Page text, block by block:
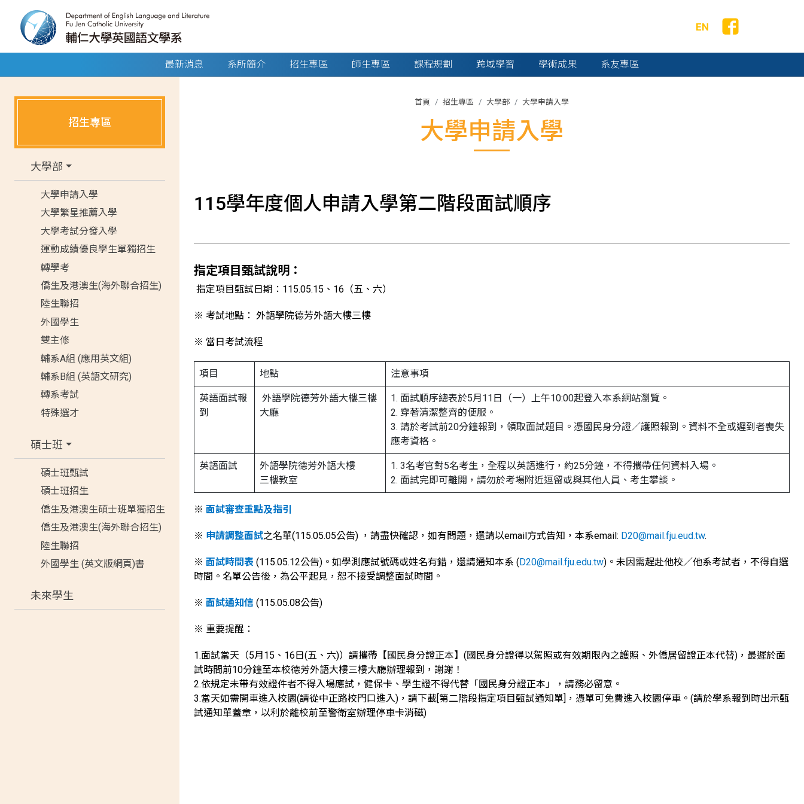
EN
最新消息 系所簡介 招生專區 師生專區 課程規劃 跨域學習 學術成果 系友專區
招生專區
大學部
大學申請入學
大學繁星推薦入學
大學考試分發入學
運動成績優良學生單獨招生
轉學考
僑生及港澳生(海外聯合招生)
陸生聯招
外國學生
雙主修
輔系A組 (應用英文組)
輔系B組 (英語文研究)
轉系考試
特殊選才
碩士班
碩士班甄試
碩士班招生
僑生及港澳生碩士班單獨招生
僑生及港澳生(海外聯合招生)
陸生聯招
外國學生 (英文版網頁)書
未來學生
首頁 招生專區 大學部 大學申請入學
大學申請入學
115學年度個人申請入學第二階段面試順序
指定項目甄試說明：
指定項目甄試日期：115.05.15、16（五、六）
※ 考試地點： 外語學院德芳外語大樓三樓
※ 當日考試流程
項目 地點 注意事項
英語面試報
到
外語學院德芳外語大樓三樓
大廳
1. 面試順序總表於5月11日（一）上午10:00起登入本系網站瀏覽。
2. 穿著清潔整齊的便服。
3. 請於考試前20分鐘報到，領取面試題目。憑國民身分證／護照報到。資料不全或遲到者喪失
應考資格。
英語面試
外語學院德芳外語大樓
三樓教室
1. 3名考官對5名考生，全程以英語進行，約25分鐘，不得攜帶任何資料入場。
2. 面試完即可離開，請勿於考場附近逗留或與其他人員、考生攀談。
※ 面試審查重點及指引
※ 申請調整面試之名單(115.05.05公告) ，請盡快確認，如有問題，還請以email方式告知，本系email: D20@mail.fju.eud.tw.
※ 面試時間表 (115.05.12公告)。如學測應試號碼或姓名有錯，還請通知本系 (D20@mail.fju.edu.tw)。未因需趕赴他校／他系考試者，不得自選
時間。名單公告後，為公平起見，恕不接受調整面試時間。
※ 面試通知信 (115.05.08公告)
※ 重要提醒：
1.面試當天（5月15、16日(五、六)）請攜帶【國民身分證正本】(國民身分證得以駕照或有效期限內之護照、外僑居留證正本代替)，最遲於面
試時間前10分鐘至本校德芳外語大樓三樓大廳辦理報到，謝謝！
2.依規定未帶有效證件者不得入場應試，健保卡、學生證不得代替「國民身分證正本」，請務必留意。
3.當天如需開車進入校園(請從中正路校門口進入)，請下載[第二階段指定項目甄試通知單]，憑單可免費進入校園停車。(請於學系報到時出示甄
試通知單蓋章，以利於離校前至警衛室辦理停車卡消磁)